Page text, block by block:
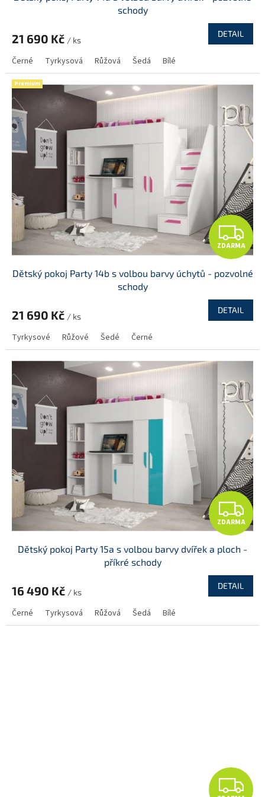
A
R
A
schody
21 690 Kč / ks
DETAIL
Černé Tyrkysová Růžová Šedá Bílé
Premium
Z
D
A
R
A
ZDARMA
Dětský pokoj Party 14b s volbou barvy úchytů - pozvolné
schody
21 690 Kč / ks
DETAIL
Tyrkysové Růžové Šedé Černé
Z
D
A
R
A
ZDARMA
Dětský pokoj Party 15a s volbou barvy dvířek a ploch -
příkré schody
16 490 Kč / ks
DETAIL
Černé Tyrkysová Růžová Šedá Bílé
Z